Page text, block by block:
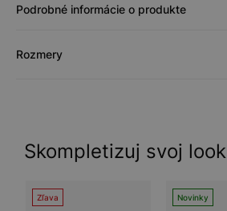
Podrobné informácie o produkte
Rozmery
Skompletizuj svoj look
Zľava Novinky